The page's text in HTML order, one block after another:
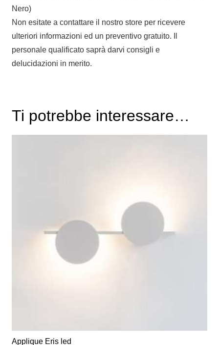
Nero)
Non esitate a contattare il nostro store per ricevere
ulteriori informazioni ed un preventivo gratuito. Il
personale qualificato saprà darvi consigli e
delucidazioni in merito.
Ti potrebbe interessare…
Applique Eris led